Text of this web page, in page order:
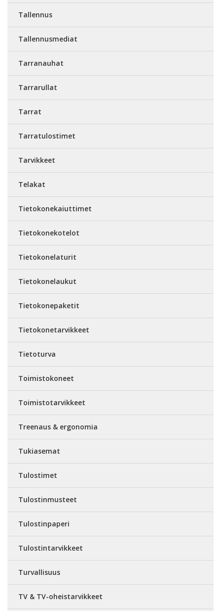
Tallennus
Tallennusmediat
Tarranauhat
Tarrarullat
Tarrat
Tarratulostimet
Tarvikkeet
Telakat
Tietokonekaiuttimet
Tietokonekotelot
Tietokonelaturit
Tietokonelaukut
Tietokonepaketit
Tietokonetarvikkeet
Tietoturva
Toimistokoneet
Toimistotarvikkeet
Treenaus & ergonomia
Tukiasemat
Tulostimet
Tulostinmusteet
Tulostinpaperi
Tulostintarvikkeet
Turvallisuus
TV & TV-oheistarvikkeet